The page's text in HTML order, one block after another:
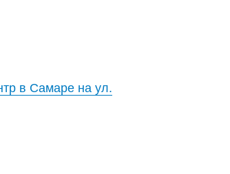
в Самаре на ул.